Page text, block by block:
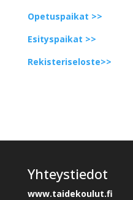
Opetuspaikat >>
Esityspaikat >>
Rekisteriseloste>>
Yhteystiedot
www.taidekoulut.fi